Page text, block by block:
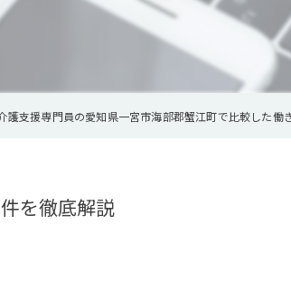
護支援専門員の愛知県一宮市海部郡蟹江町で比較した働
を徹底解説